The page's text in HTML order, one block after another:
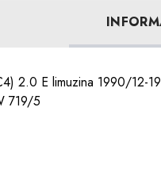
2.0 E limuzina 1990/
719/5